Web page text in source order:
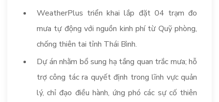
WeatherPlus triển khai lắp đặt 04 trạm đo
mưa tự động với nguồn kinh phí từ Quỹ phòng,
chống thiên tai tỉnh Thái Bình.
Dự án nhằm bổ sung hạ tầng quan trắc mưa; hỗ
trợ công tác ra quyết định trong lĩnh vực quản
lý, chỉ đạo điều hành, ứng phó các sự cố thiên